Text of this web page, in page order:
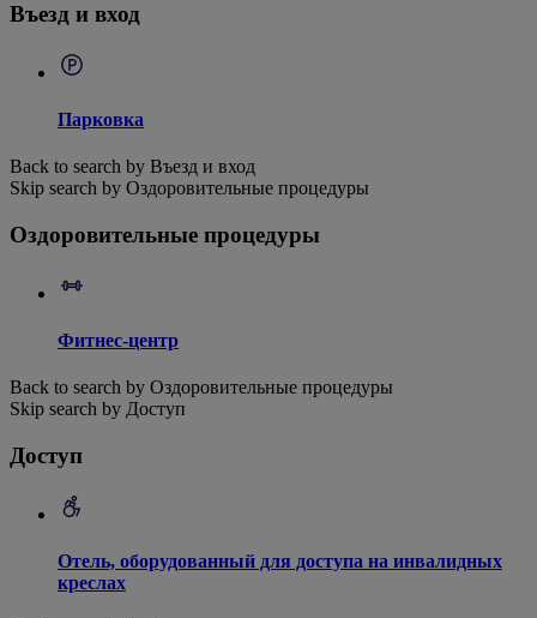
Въезд и вход
Парковка
Back to search by Въезд и вход
Skip search by Оздоровительные процедуры
Оздоровительные процедуры
Фитнес-центр
Back to search by Оздоровительные процедуры
Skip search by Доступ
Доступ
Отель, оборудованный для доступа на инвалидных
креслах